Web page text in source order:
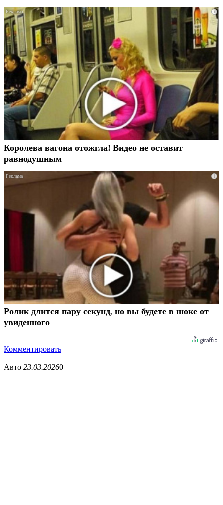
i
Королева вагона отожгла! Видео не оставит
равнодушным
i
Ролик длится пару секунд, но вы будете в шоке от
увиденного
Комментировать
Авто 23.03.20260